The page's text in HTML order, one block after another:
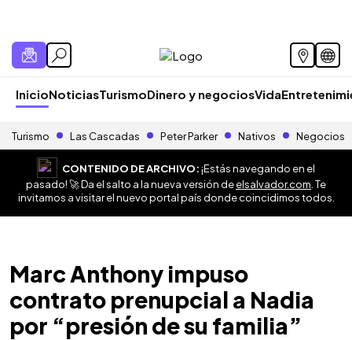
InicioNoticiasTurismoDinero y negociosVida
Turismo Las Cascadas Peter Parker Nativos Negocios
CONTENIDO DE ARCHIVO:¡Estás navegando en el
pasado! 🚀 Da el salto a la nueva versión deelsalvador.com . Te
invitamos a visitar el nuevo portal país donde coincidimos todos.
Marc Anthony impuso
contrato prenupcial a Nadia
por “presión de su familia”